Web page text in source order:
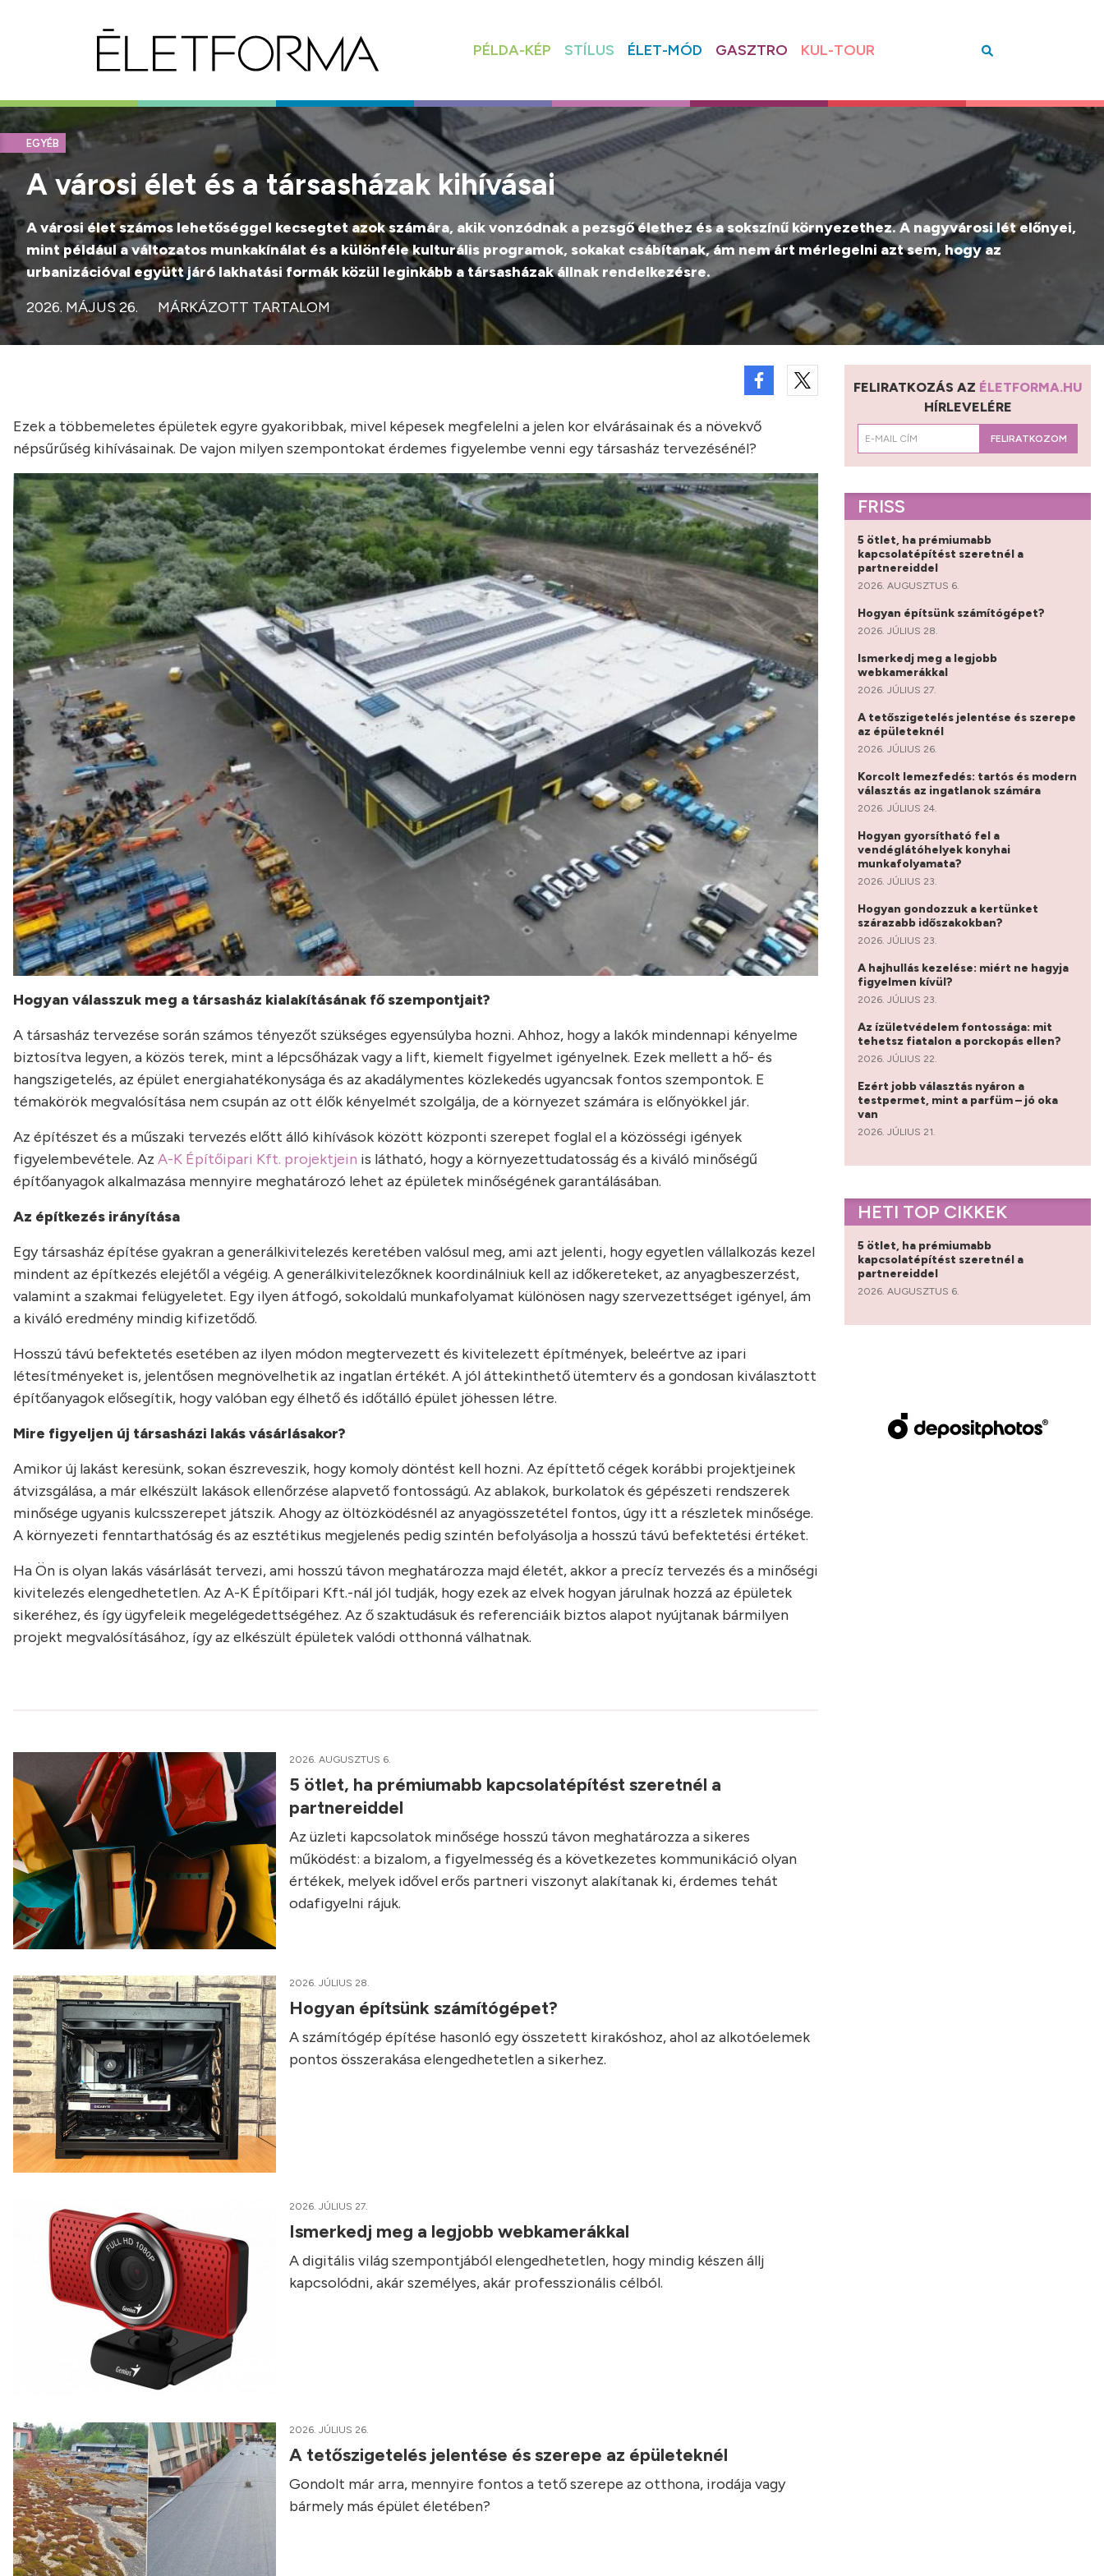
PÉLDA-KÉP STÍLUS ÉLET-MÓD GASZTRO KUL-TOUR
EGYÉB
A városi élet és a társasházak kihívásai
A városi élet számos lehetőséggel kecsegtet azok számára, akik vonzódnak a pezsgő élethez és a sokszínű környezethez. A nagyvárosi lét előnyei,
mint például a változatos munkakínálat és a különféle kulturális programok, sokakat csábítanak, ám nem árt mérlegelni azt sem, hogy az
urbanizációval együtt járó lakhatási formák közül leginkább a társasházak állnak rendelkezésre.
2026. MÁJUS 26.
MÁRKÁZOTT TARTALOM
Ezek a többemeletes épületek egyre gyakoribbak, mivel képesek megfelelni a jelen kor elvárásainak és a növekvő
népsűrűség kihívásainak. De vajon milyen szempontokat érdemes figyelembe venni egy társasház tervezésénél?
Hogyan válasszuk meg a társasház kialakításának fő szempontjait?
A társasház tervezése során számos tényezőt szükséges egyensúlyba hozni. Ahhoz, hogy a lakók mindennapi kényelme
biztosítva legyen, a közös terek, mint a lépcsőházak vagy a lift, kiemelt figyelmet igényelnek. Ezek mellett a hő- és
hangszigetelés, az épület energiahatékonysága és az akadálymentes közlekedés ugyancsak fontos szempontok. E
témakörök megvalósítása nem csupán az ott élők kényelmét szolgálja, de a környezet számára is előnyökkel jár.
Az építészet és a műszaki tervezés előtt álló kihívások között központi szerepet foglal el a közösségi igények
figyelembevétele. Az A-K Építőipari Kft. projektjein is látható, hogy a környezettudatosság és a kiváló minőségű
építőanyagok alkalmazása mennyire meghatározó lehet az épületek minőségének garantálásában.
Az építkezés irányítása
Egy társasház építése gyakran a generálkivitelezés keretében valósul meg, ami azt jelenti, hogy egyetlen vállalkozás kezel
mindent az építkezés elejétől a végéig. A generálkivitelezőknek koordinálniuk kell az időkereteket, az anyagbeszerzést,
valamint a szakmai felügyeletet. Egy ilyen átfogó, sokoldalú munkafolyamat különösen nagy szervezettséget igényel, ám
a kiváló eredmény mindig kifizetődő.
Hosszú távú befektetés esetében az ilyen módon megtervezett és kivitelezett építmények, beleértve az ipari
létesítményeket is, jelentősen megnövelhetik az ingatlan értékét. A jól áttekinthető ütemterv és a gondosan kiválasztott
építőanyagok elősegítik, hogy valóban egy élhető és időtálló épület jöhessen létre.
Mire figyeljen új társasházi lakás vásárlásakor?
Amikor új lakást keresünk, sokan észreveszik, hogy komoly döntést kell hozni. Az építtető cégek korábbi projektjeinek
átvizsgálása, a már elkészült lakások ellenőrzése alapvető fontosságú. Az ablakok, burkolatok és gépészeti rendszerek
minősége ugyanis kulcsszerepet játszik. Ahogy az öltözködésnél az anyagösszetétel fontos, úgy itt a részletek minősége.
A környezeti fenntarthatóság és az esztétikus megjelenés pedig szintén befolyásolja a hosszú távú befektetési értéket.
Ha Ön is olyan lakás vásárlását tervezi, ami hosszú távon meghatározza majd életét, akkor a precíz tervezés és a minőségi
kivitelezés elengedhetetlen. Az A-K Építőipari Kft.-nál jól tudják, hogy ezek az elvek hogyan járulnak hozzá az épületek
sikeréhez, és így ügyfeleik megelégedettségéhez. Az ő szaktudásuk és referenciáik biztos alapot nyújtanak bármilyen
projekt megvalósításához, így az elkészült épületek valódi otthonná válhatnak.
2026. AUGUSZTUS 6.
5 ötlet, ha prémiumabb kapcsolatépítést szeretnél a
partnereiddel
Az üzleti kapcsolatok minősége hosszú távon meghatározza a sikeres
működést: a bizalom, a figyelmesség és a következetes kommunikáció olyan
értékek, melyek idővel erős partneri viszonyt alakítanak ki, érdemes tehát
odafigyelni rájuk.
2026. JÚLIUS 28.
Hogyan építsünk számítógépet?
A számítógép építése hasonló egy összetett kirakóshoz, ahol az alkotóelemek
pontos összerakása elengedhetetlen a sikerhez.
2026. JÚLIUS 27.
Ismerkedj meg a legjobb webkamerákkal
A digitális világ szempontjából elengedhetetlen, hogy mindig készen állj
kapcsolódni, akár személyes, akár professzionális célból.
2026. JÚLIUS 26.
A tetőszigetelés jelentése és szerepe az épületeknél
Gondolt már arra, mennyire fontos a tető szerepe az otthona, irodája vagy
bármely más épület életében?
FELIRATKOZÁS AZ ÉLETFORMA.HU
HÍRLEVELÉRE
FELIRATKOZOM
FRISS
5 ötlet, ha prémiumabb
kapcsolatépítést szeretnél a
partnereiddel
2026. AUGUSZTUS 6.
Hogyan építsünk számítógépet?
2026. JÚLIUS 28.
Ismerkedj meg a legjobb
webkamerákkal
2026. JÚLIUS 27.
A tetőszigetelés jelentése és szerepe
az épületeknél
2026. JÚLIUS 26.
Korcolt lemezfedés: tartós és modern
választás az ingatlanok számára
2026. JÚLIUS 24.
Hogyan gyorsítható fel a
vendéglátóhelyek konyhai
munkafolyamata?
2026. JÚLIUS 23.
Hogyan gondozzuk a kertünket
szárazabb időszakokban?
2026. JÚLIUS 23.
A hajhullás kezelése: miért ne hagyja
figyelmen kívül?
2026. JÚLIUS 23.
Az ízületvédelem fontossága: mit
tehetsz fiatalon a porckopás ellen?
2026. JÚLIUS 22.
Ezért jobb választás nyáron a
testpermet, mint a parfüm – jó oka
van
2026. JÚLIUS 21.
HETI TOP CIKKEK
5 ötlet, ha prémiumabb
kapcsolatépítést szeretnél a
partnereiddel
2026. AUGUSZTUS 6.